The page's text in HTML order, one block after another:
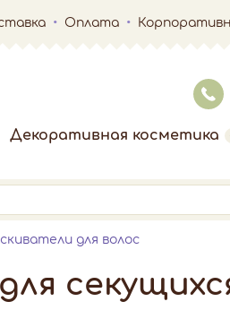
Оплата
Декоративная косметика
для волос